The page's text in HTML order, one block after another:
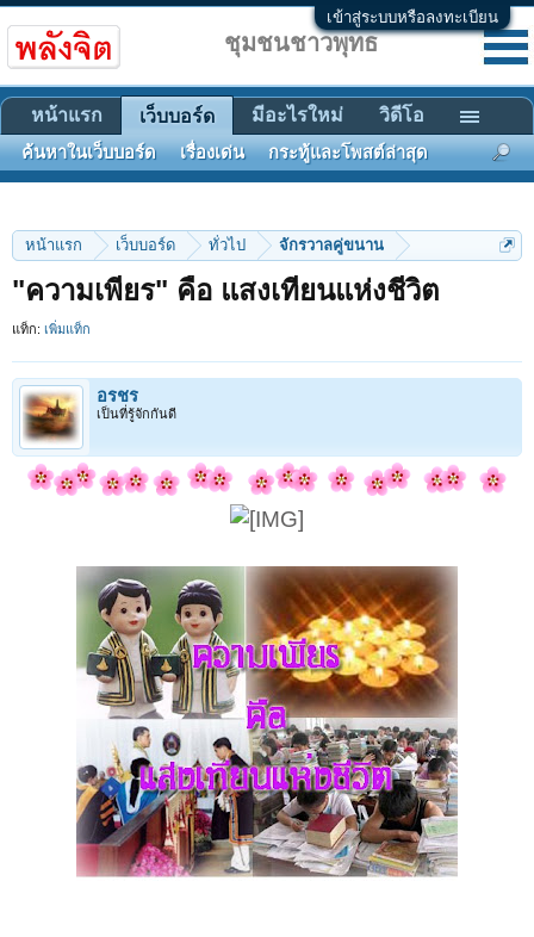
เข้าสู่ระบบหรือลงทะเบียน
หน้าแรก เว็บบอร์ด ทั่วไป จักรวาลคู่ขนาน
"ความเพียร" คือ แสงเทียนแห่งชีวิต
แท็ก: เพิ่มแท็ก
อรชร
เป็นที่รู้จักกันดี
ชุมชนชาวพุทธ
หน้าแรก เว็บบอร์ด
ค้นหาในเว็บบอร์ด เรื่องเด่น กระทู้และโพสต์ล่าสุด
มีอะไรใหม่ วิดีโอ